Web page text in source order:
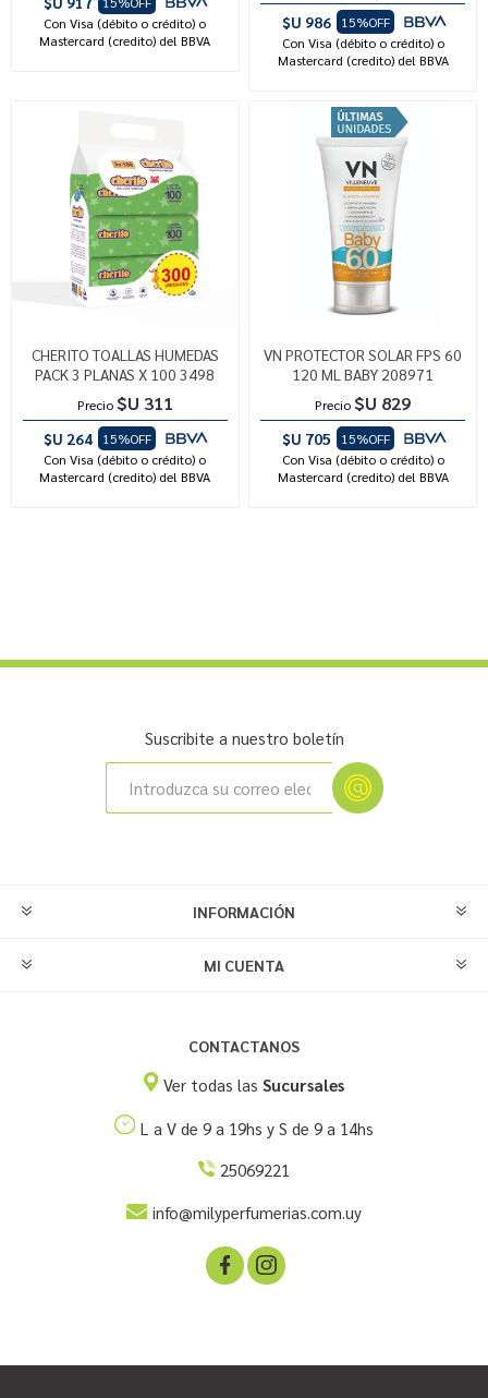
Con Visa (débito o crédito) o
Mastercard (credito) del BBVA
$U 986
15%OFF
Con Visa (débito o crédito) o
Mastercard (credito) del BBVA
CHERITO TOALLAS HUMEDAS
PACK 3 PLANAS X 100 3498
Precio $U 311
$U 264
15%OFF
Con Visa (débito o crédito) o
Mastercard (credito) del BBVA
VN PROTECTOR SOLAR FPS 60
120 ML BABY 208971
Precio $U 829
$U 705
15%OFF
Con Visa (débito o crédito) o
Mastercard (credito) del BBVA
Suscribite a nuestro boletín
INFORMACIÓN
MI CUENTA
CONTACTANOS
Ver todas las Sucursales
L a V de 9 a 19hs y S de 9 a 14hs
25069221
info@milyperfumerias.com.uy